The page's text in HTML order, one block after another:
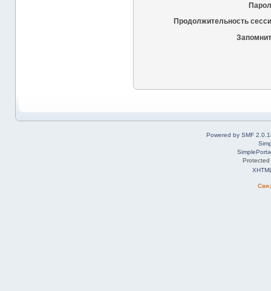
Продолжительность
Powered by SMF